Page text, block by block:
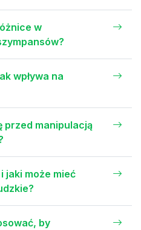
w
wpływa na
przed manipulacją
jaki może mieć
by